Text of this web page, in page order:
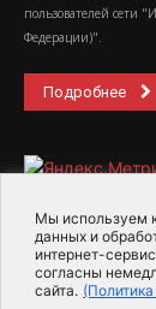
Мы используем
данных и
интернет-
согласны
сайта.
пользователей сети
Федерации)".
Подробнее
2015-2026-